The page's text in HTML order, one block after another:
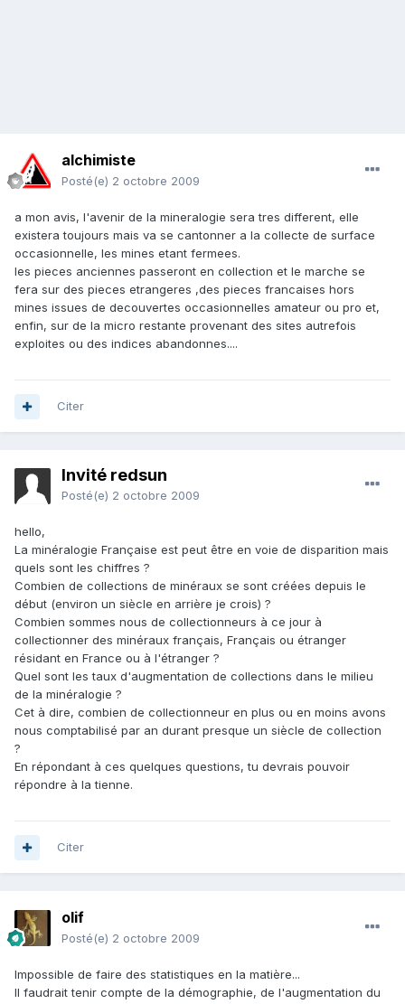
alchimiste
Posté(e) 2 octobre 2009
a mon avis, l'avenir de la mineralogie sera tres different, elle
existera toujours mais va se cantonner a la collecte de surface
occasionnelle, les mines etant fermees.
les pieces anciennes passeront en collection et le marche se
fera sur des pieces etrangeres ,des pieces francaises hors
mines issues de decouvertes occasionnelles amateur ou pro et,
enfin, sur de la micro restante provenant des sites autrefois
exploites ou des indices abandonnes....
Citer
Invité redsun
Posté(e) 2 octobre 2009
hello,
La minéralogie Française est peut être en voie de disparition mais
quels sont les chiffres ?
Combien de collections de minéraux se sont créées depuis le
début (environ un siècle en arrière je crois) ?
Combien sommes nous de collectionneurs à ce jour à
collectionner des minéraux français, Français ou étranger
résidant en France ou à l'étranger ?
Quel sont les taux d'augmentation de collections dans le milieu
de la minéralogie ?
Cet à dire, combien de collectionneur en plus ou en moins avons
nous comptabilisé par an durant presque un siècle de collection
?
En répondant à ces quelques questions, tu devrais pouvoir
répondre à la tienne.
Citer
olif
Posté(e) 2 octobre 2009
Impossible de faire des statistiques en la matière...
Il faudrait tenir compte de la démographie, de l'augmentation du